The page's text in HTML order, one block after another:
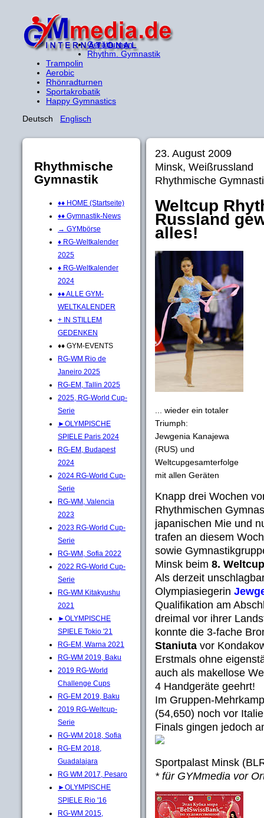
Gerätturnen
Rhythm. Gymnastik
Trampolin
Aerobic
Rhönradturnen
Sportakrobatik
Happy Gymnastics
Deutsch Englisch
Rhythmische
Gymnastik
♦♦ HOME (Startseite)
♦♦ Gymnastik-News
→ GYMbörse
♦ RG-Weltkalender
2025
♦ RG-Weltkalender
2024
♦♦ ALLE GYM-
WELTKALENDER
+ IN STILLEM
GEDENKEN
♦♦ GYM-EVENTS
RG-WM Rio de
Janeiro 2025
RG-EM, Tallin 2025
2025, RG-World Cup-
Serie
►OLYMPISCHE
SPIELE Paris 2024
RG-EM, Budapest
2024
2024 RG-World Cup-
Serie
RG-WM, Valencia
2023
2023 RG-World Cup-
Serie
RG-WM, Sofia 2022
2022 RG-World Cup-
Serie
RG-WM Kitakyushu
2021
►OLYMPISCHE
SPIELE Tokio '21
RG-EM, Warna 2021
RG-WM 2019, Baku
2019 RG-World
Challenge Cups
RG-EM 2019, Baku
2019 RG-Weltcup-
Serie
RG-WM 2018, Sofia
RG-EM 2018,
Guadalajara
RG WM 2017, Pesaro
►OLYMPISCHE
SPIELE Rio '16
RG-WM 2015,
23. August 2009
Minsk, Weißrussland
Rhythmische
Weltcup
Russland
alles!
... wieder ein totaler
Triumph:
Jewgenia Kanajewa
(RUS) und
Weltcupgesamterfolge
mit allen Geräten
Knapp drei Wochen
Rhythmischen
japanischen Mie und
trafen an diesem
sowie
Minsk beim 8.
Als derzeit
Olympiasiegerin
Qualifikation am
dreimal vor ihrer
konnte die 3-fache
Staniuta vor
Erstmals ohne
auch als makellose
4 Handgeräte geehrt!
Im Gruppen-
(54,650) noch vor
Finals gingen jedoch
Sportpalast Minsk
* für GYMmedia vor